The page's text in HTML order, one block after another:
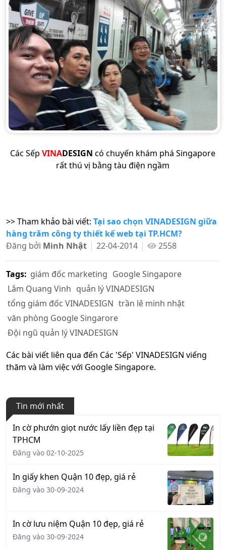
Các SếpVINADESIGN có chuyến khám phá Singapore
rất thú vị bằng tàu điện ngầm
>> Tham khảo bài viết: Tại sao chọn VINADESIGN giữa
hàng trăm công ty thiết kế web tại TP.HCM?
Đăng bởi Minh Nhật 22-04-2014 2558
Tags: giám đốc marketing Google Singapore
Lâm Quang Vinh quản lý VINADESIGN
tổng giám đốc VINADESIGN trần lê minh nhật
văn phòng Google Singarore
Đội ngũ quản lý VINADESIGN
Các bài viết liên qua đến Các 'Sếp' VINADESIGN viếng
thăm và làm việc với Google Singapore.
Tin mới nhất
In cờ phướn giọt nước lấy liền đẹp tại
TPHCM
Đăng vào 02-10-2025
In giấy khen Quận 10 đẹp, giá rẻ
Đăng vào 30-09-2024
In cờ lưu niệm Quận 10 đẹp, giá rẻ
Đăng vào 30-09-2024